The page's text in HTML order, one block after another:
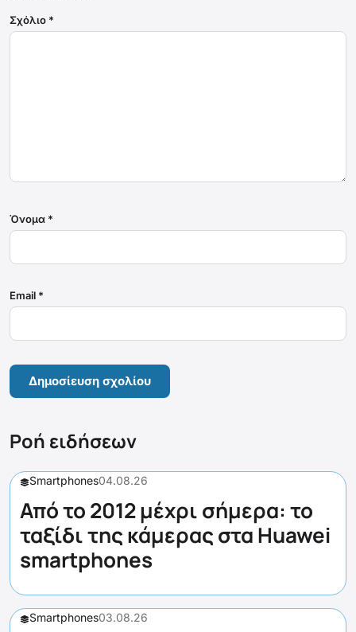
Σχόλιο *
Όνομα *
Email *
Ροή ειδήσεων
Smartphones04.08.26
Από το 2012 μέχρι σήμερα: το
ταξίδι της κάμερας στα Huawei
smartphones
Smartphones03.08.26